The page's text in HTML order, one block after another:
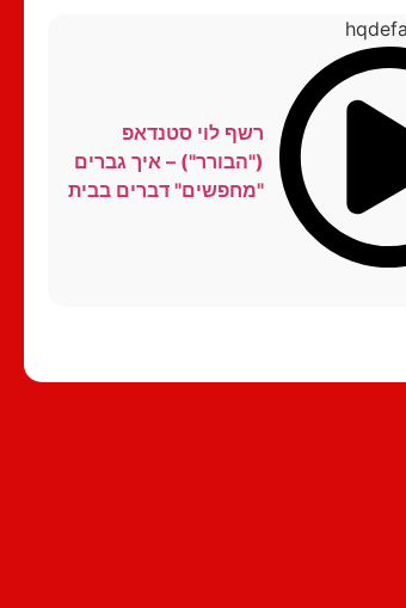
רשף לוי סטנדאפ
("הבורר") – איך גברים
"מחפשים" דברים בבית